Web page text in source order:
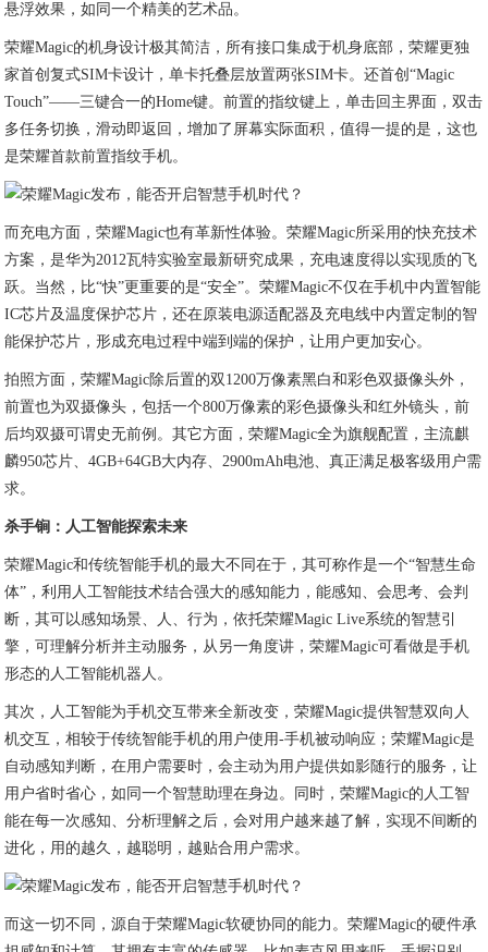
悬浮效果，如同一个精美的艺术品。
荣耀Magic的机身设计极其简洁，所有接口集成于机身底部，荣耀更独
家首创复式SIM卡设计，单卡托叠层放置两张SIM卡。还首创“Magic
Touch”——三键合一的Home键。前置的指纹键上，单击回主界面，双击
多任务切换，滑动即返回，增加了屏幕实际面积，值得一提的是，这也
是荣耀首款前置指纹手机。
而充电方面，荣耀Magic也有革新性体验。荣耀Magic所采用的快充技术
方案，是华为2012瓦特实验室最新研究成果，充电速度得以实现质的飞
跃。当然，比“快”更重要的是“安全”。荣耀Magic不仅在手机中内置智能
IC芯片及温度保护芯片，还在原装电源适配器及充电线中内置定制的智
能保护芯片，形成充电过程中端到端的保护，让用户更加安心。
拍照方面，荣耀Magic除后置的双1200万像素黑白和彩色双摄像头外，
前置也为双摄像头，包括一个800万像素的彩色摄像头和红外镜头，前
后均双摄可谓史无前例。其它方面，荣耀Magic全为旗舰配置，主流麒
麟950芯片、4GB+64GB大内存、2900mAh电池、真正满足极客级用户需
求。
杀手锏：人工智能探索未来
荣耀Magic和传统智能手机的最大不同在于，其可称作是一个“智慧生命
体”，利用人工智能技术结合强大的感知能力，能感知、会思考、会判
断，其可以感知场景、人、行为，依托荣耀Magic Live系统的智慧引
擎，可理解分析并主动服务，从另一角度讲，荣耀Magic可看做是手机
形态的人工智能机器人。
其次，人工智能为手机交互带来全新改变，荣耀Magic提供智慧双向人
机交互，相较于传统智能手机的用户使用-手机被动响应；荣耀Magic是
自动感知判断，在用户需要时，会主动为用户提供如影随行的服务，让
用户省时省心，如同一个智慧助理在身边。同时，荣耀Magic的人工智
能在每一次感知、分析理解之后，会对用户越来越了解，实现不间断的
进化，用的越久，越聪明，越贴合用户需求。
而这一切不同，源自于荣耀Magic软硬协同的能力。荣耀Magic的硬件承